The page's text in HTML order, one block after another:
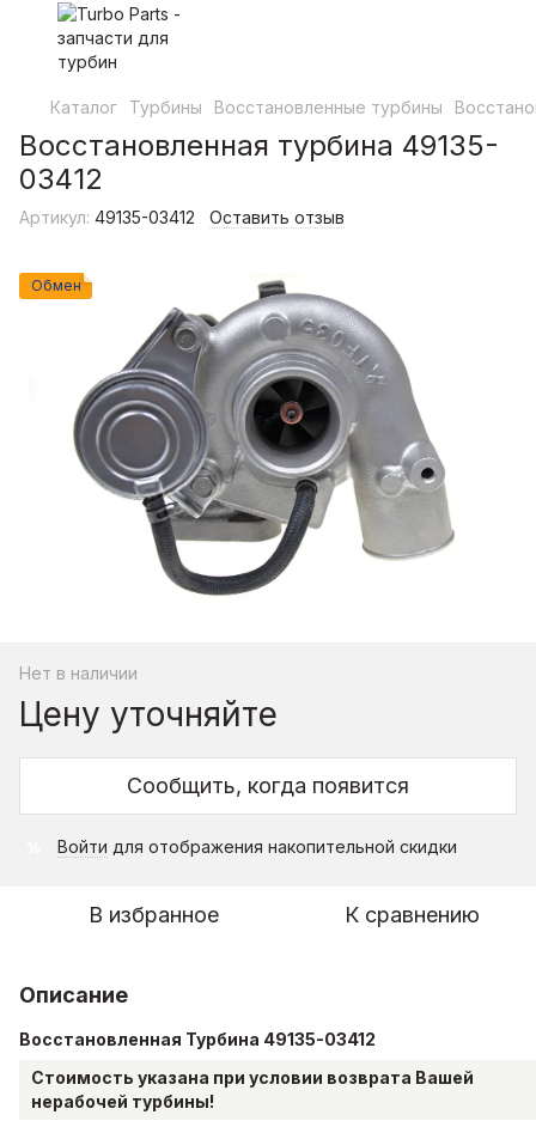
Каталог Турбины Восстановленные турбины
Восстановленная турбина 49135-
03412
Артикул: 49135-03412 Оставить отзыв
Обмен
Нет в наличии
Цену уточняйте
Сообщить, когда появится
Войти для отображения накопительной скидки
В избранное К сравнению
Описание
Восстановленная Турбина 49135-03412
Стоимость указана при условии возврата Вашей
нерабочей турбины!